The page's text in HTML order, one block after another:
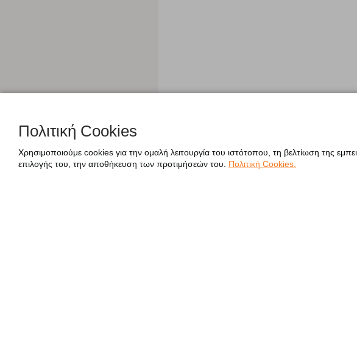
Πολιτική Cookies
Χρησιμοποιούμε cookies για την ομαλή λειτουργία του ιστότοπου, τη βελτίωση της
επιλογής του, την αποθήκευση των προτιμήσεών του.
Πολιτική Cookies.